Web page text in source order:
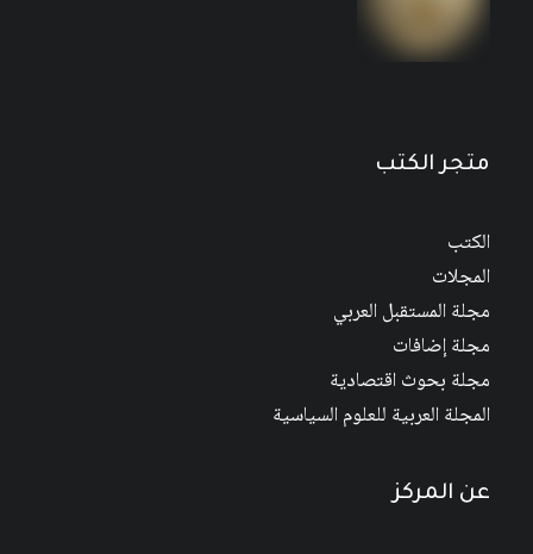
متجر الكتب
الكتب
المجلات
مجلة المستقبل العربي
مجلة إضافات
مجلة بحوث اقتصادية
المجلة العربية للعلوم السياسية
عن المركز